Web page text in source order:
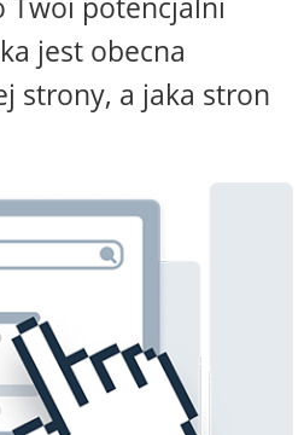
Twoi potencjalni
jest obecna
strony, a jaka stron